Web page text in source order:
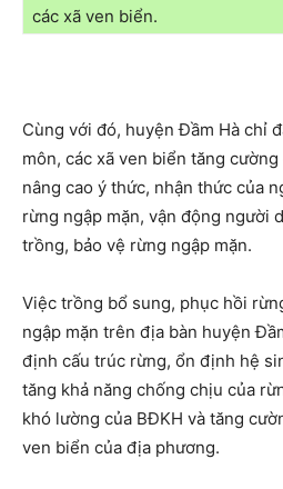
các xã ven biển.
Cùng với đó, huyện Đầm Hà chỉ
môn, các xã ven biển tăng
nâng cao ý thức, nhận thức của
rừng ngập mặn, vận động người
trồng, bảo vệ rừng ngập mặn.
Việc trồng bổ sung, phục hồi
ngập mặn trên địa bàn huyện
định cấu trúc rừng, ổn định hệ
tăng khả năng chống chịu của
khó lường của BĐKH và tăng
ven biển của địa phương.